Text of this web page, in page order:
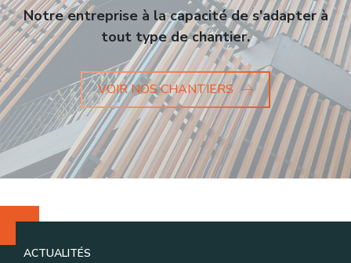
Notre entreprise à la capacité de s'adapter à
tout type de chantier.
VOIR NOS CHANTIERS
ACTUALITÉS